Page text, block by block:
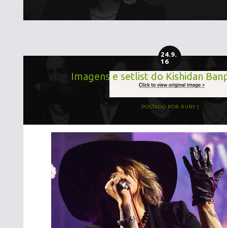
24.9.
16
Imagens e setlist do Kishidan
POSTADO POR RUBY